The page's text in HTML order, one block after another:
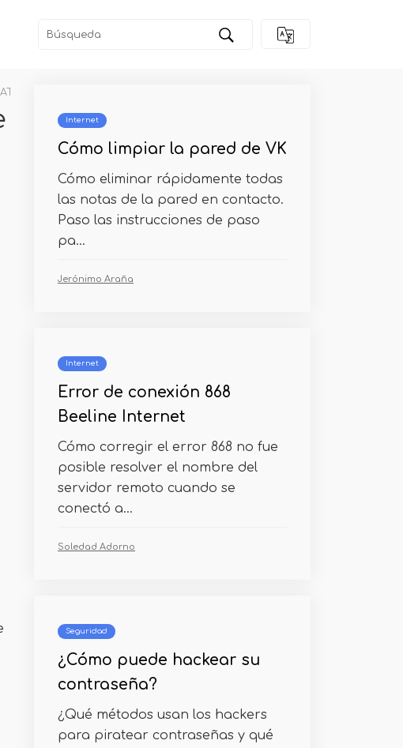
en la programación C?
Internet
Cómo limpiar la pared de VK
Cómo eliminar rápidamente todas
las notas de la pared en contacto.
Paso las instrucciones de paso
pa...
Jerónimo Araña
Internet
Error de conexión 868
Beeline Internet
Cómo corregir el error 868 no fue
posible resolver el nombre del
servidor remoto cuando se
conectó a...
Soledad Adorno
Seguridad
¿Cómo puede hackear su
contraseña?
¿Qué métodos usan los hackers
para piratear contraseñas y qué